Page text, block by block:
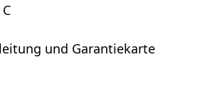
und Garantiekarte